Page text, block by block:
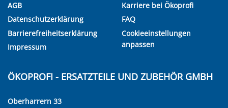
AGB
Datenschutzerklärung
Barrierefreiheitserklärung
Impressum
Karriere bei Ökoprofi
FAQ
Cookieeinstellungen
anpassen
ÖKOPROFI - ERSATZTEILE UND ZUBEHÖR GMBH
Oberharrern 33